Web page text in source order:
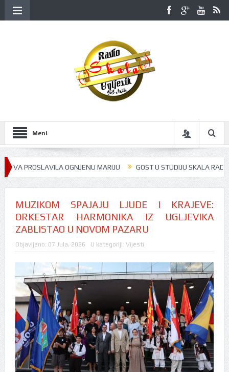
Meni
OGNJENU MARIJU GOST U STUDIJU SKALA RADIJA BILA
MUZIKOM SPAJAJU LJUDE I KRAJEVE:
ORKESTAR HARMONIKA IZ UGLJEVIKA
ZABLISTAO U NOVOM PAZARU
Objavljeno: 07 Jula, 2026 U kategoriji: Vijesti